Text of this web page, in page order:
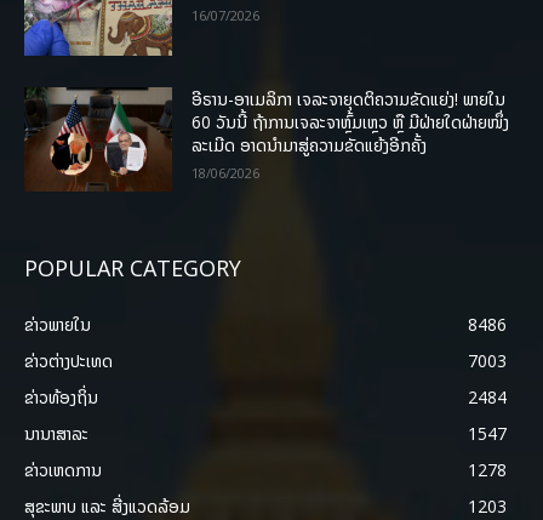
16/07/2026
ອີຣານ-ອາເມລິກາ ເຈລະຈາຍຸດຕິຄວາມຂັດແຍ່ງ! ພາຍໃນ
60 ວັນນີ້ ຖ້າການເຈລະຈາຫຼົ້ມເຫຼວ ຫຼື ມີຝ່າຍໃດຝ່າຍໜຶ່ງ
ລະເມີດ ອາດນໍາມາສູ່ຄວາມຂັດແຍ້ງອີກຄັ້ງ
18/06/2026
POPULAR CATEGORY
ຂ່າວພາຍ​ໃນ
8486
ຂ່າວຕ່າງປະເທດ
7003
ຂ່າວທ້ອງຖິ່ນ
2484
ນານາສາລະ
1547
ຂ່າວເຫດການ
1278
ສຸຂະພາບ ແລະ ສີ່ງແວດລ້ອມ
1203